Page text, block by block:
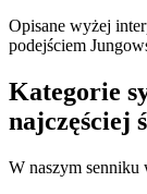
Opisane wyżej
podejściem
Kategorie
najczęściej
W naszym